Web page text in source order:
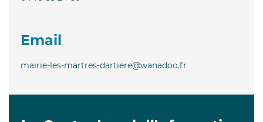
Email
mairie-les-martres-dartiere@wanadoo.fr